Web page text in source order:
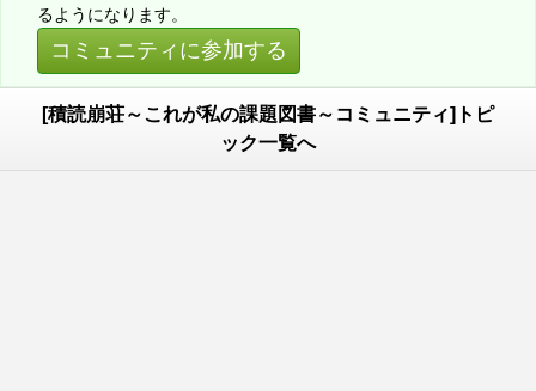
るようになります。
コミュニティに参加する
[積読崩荘～これが私の課題図書～コミュニティ]トピ
ック一覧へ